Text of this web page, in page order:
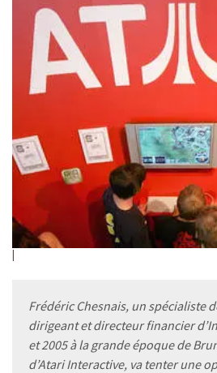
Frédéric Chesnais, un spécialiste
dirigeant et directeur financier
et 2005 à la grande époque de
d’Atari Interactive, va tenter une